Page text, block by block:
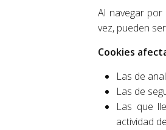
Al navegar
vez, pueden
Cookies
Las de
Las de
Las que
actividad